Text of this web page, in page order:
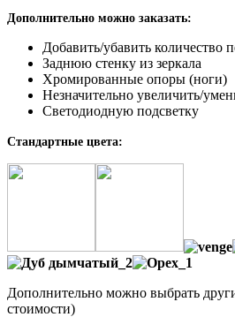
Дополнительно можно заказать:
Добавить/убавить количество
Заднюю стенку из зеркала
Хромированные опоры (ноги)
Незначительно увеличить/
Светодиодную подсветку
Стандартные цвета:
Дополнительно можно выбрать
стоимости)